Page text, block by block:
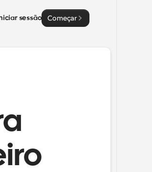
sessão Começar